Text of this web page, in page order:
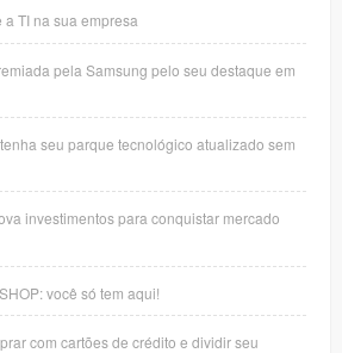
TI na sua empresa
pela Samsung pelo seu destaque em
seu parque tecnológico atualizado sem
investimentos para conquistar mercado
você só tem aqui!
com cartões de crédito e dividir seu